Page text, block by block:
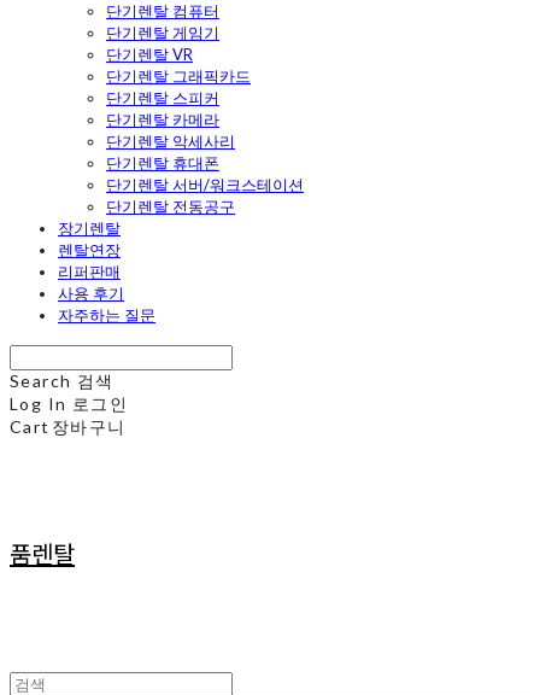
단기렌탈 컴퓨터
단기렌탈 게임기
단기렌탈 VR
단기렌탈 그래픽카드
단기렌탈 스피커
단기렌탈 카메라
단기렌탈 악세사리
단기렌탈 휴대폰
단기렌탈 서버/워크스테이션
단기렌탈 전동공구
장기렌탈
렌탈연장
리퍼판매
사용 후기
자주하는 질문
Search 검색
Log In 로그인
Cart 장바구니
품렌탈